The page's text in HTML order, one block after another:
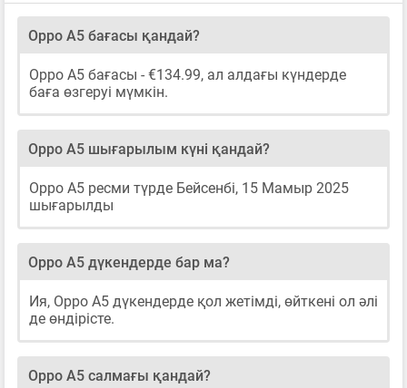
Oppo A5 бағасы қандай?
Oppo A5 бағасы - €134.99, ал алдағы күндерде
баға өзгеруі мүмкін.
Oppo A5 шығарылым күні қандай?
Oppo A5 ресми түрде Бейсенбі, 15 Мамыр 2025
шығарылды
Oppo A5 дүкендерде бар ма?
Ия, Oppo A5 дүкендерде қол жетімді, өйткені ол әлі
де өндірісте.
Oppo A5 салмағы қандай?